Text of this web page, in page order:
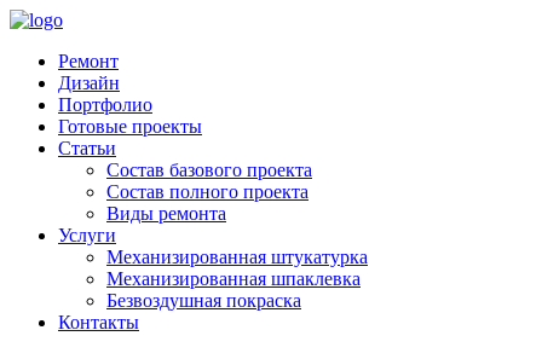
Ремонт
Дизайн
Портфолио
Готовые проекты
Статьи
Состав базового проекта
Состав полного проекта
Виды ремонта
Услуги
Механизированная штукатурка
Механизированная шпаклевка
Безвоздушная покраска
Контакты